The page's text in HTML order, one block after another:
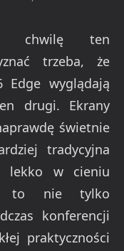
chwilę ten
trzeba, że
wyglądają
drugi. Ekrany
świetnie
tradycyjna
lekko w cieniu
to nie tylko
konferencji
praktyczności